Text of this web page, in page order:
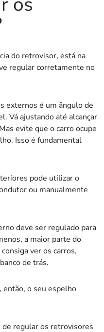
do retrovisor, está na
regular corretamente no
externos é um ângulo de
Vá ajustando até alcançar
evite que o carro ocupe
Isso é fundamental
pode utilizar o
ou manualmente
deve ser regulado para
a maior parte do
ver os carros,
de trás.
então, o seu espelho
de regular os retrovisores